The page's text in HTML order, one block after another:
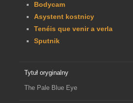
Bodycam
Asystent kostnicy
Tenéis que venir a verla
Sputnik
Tytuł oryginalny
The Pale Blue Eye